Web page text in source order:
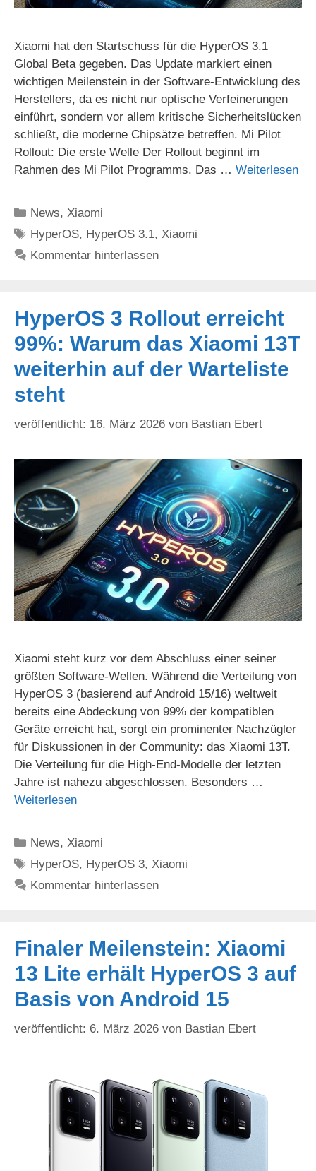
Xiaomi hat den Startschuss für die HyperOS 3.1
Global Beta gegeben. Das Update markiert einen
wichtigen Meilenstein in der Software-Entwicklung des
Herstellers, da es nicht nur optische Verfeinerungen
einführt, sondern vor allem kritische Sicherheitslücken
schließt, die moderne Chipsätze betreffen. Mi Pilot
Rollout: Die erste Welle Der Rollout beginnt im
Rahmen des Mi Pilot Programms. Das … Weiterlesen
Kategorien
News,Xiaomi
Schlagwörter
HyperOS, HyperOS 3.1,Xiaomi
Kommentar hinterlassen
HyperOS 3 Rollout erreicht
99%: Warum das Xiaomi 13T
weiterhin auf der Warteliste
steht
16. März 2026 von Bastian Ebert
Xiaomi steht kurz vor dem Abschluss einer seiner
größten Software-Wellen. Während die Verteilung von
HyperOS 3 (basierend auf Android 15/16) weltweit
bereits eine Abdeckung von 99% der kompatiblen
Geräte erreicht hat, sorgt ein prominenter Nachzügler
für Diskussionen in der Community: das Xiaomi 13T.
Die Verteilung für die High-End-Modelle der letzten
Jahre ist nahezu abgeschlossen. Besonders …
Weiterlesen
Kategorien
News,Xiaomi
Schlagwörter
HyperOS, HyperOS 3,Xiaomi
Kommentar hinterlassen
Finaler Meilenstein: Xiaomi
13 Lite erhält HyperOS 3 auf
Basis von Android 15
6. März 2026 von Bastian Ebert